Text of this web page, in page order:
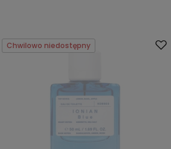
Chwilowo niedostępny